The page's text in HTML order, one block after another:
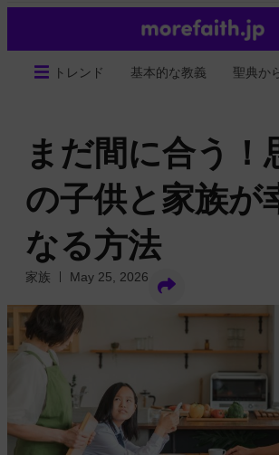
トレンド 基本的な教義 聖典か
まだ間に合う！
の子供と家族が
なる方法
家族 May 25, 2026